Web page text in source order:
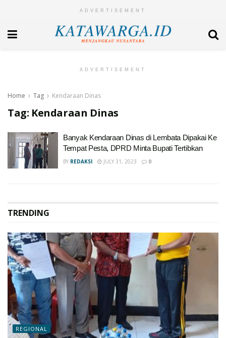
ADVERTISEMENT
ADVERTISEMENT
Home Tag Kendaraan Dinas
Tag: Kendaraan Dinas
Banyak Kendaraan Dinas di Lembata Dipakai Ke
Tempat Pesta, DPRD Minta Bupati Tertibkan
BY REDAKSI JULY 31, 2023 0
TRENDING
REGIONAL